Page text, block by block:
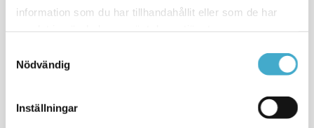
information som du har tillhandahållit eller som de har
Nödvändig
Inställningar
Tolkning: e-Champions
League
Champions League, finaler 2022 i